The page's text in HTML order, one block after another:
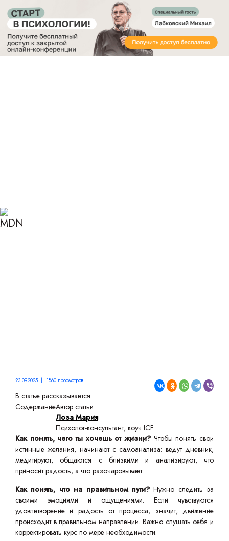
23.09.2025 | 1860 просмотров
В статье рассказывается:
СодержаниеАвтор статьи
Лоза Мария
Психолог-консультант, коуч ICF
Как понять, чего ты хочешь от жизни? Чтобы понять свои
истинные желания, начинают с самоанализа: ведут дневник,
медитируют, общаются с близкими и анализируют, что
приносит радость, а что разочаровывает.
Как понять, что на правильном пути?Нужно следить за
своими эмоциями и ощущениями. Если чувствуются
удовлетворение и радость от процесса, значит, движение
происходит в правильном направлении. Важно слушать себя и
корректировать курс по мере необходимости.